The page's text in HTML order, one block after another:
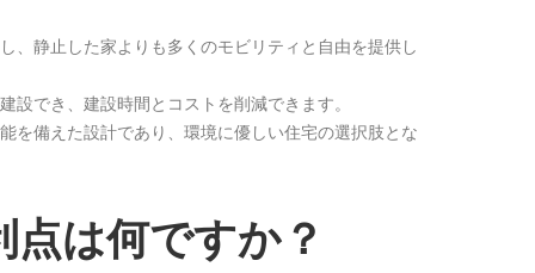
、静止した家よりも多くのモビリティと自由を提供し
でき、建設時間とコストを削減できます。
を備えた設計であり、環境に優しい住宅の選択肢とな
は何ですか？